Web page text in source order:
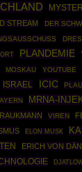
STREAM DER
PLANDEMIE
MOSKAU YOUTUBE
ISRAEL ICIC
MRNA-
VIREN
ELON MUSK
ERICH VON